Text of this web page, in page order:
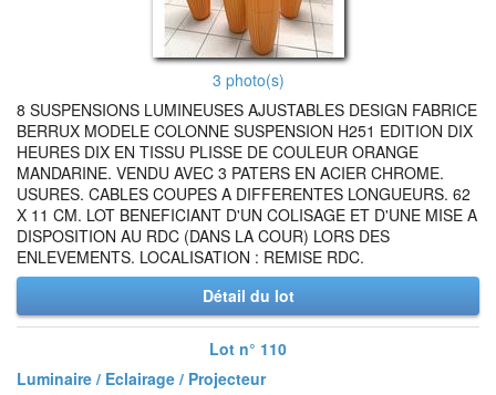
3 photo(s)
8 SUSPENSIONS LUMINEUSES AJUSTABLES DESIGN FABRICE
BERRUX MODELE COLONNE SUSPENSION H251 EDITION DIX
HEURES DIX EN TISSU PLISSE DE COULEUR ORANGE
MANDARINE. VENDU AVEC 3 PATERS EN ACIER CHROME.
USURES. CABLES COUPES A DIFFERENTES LONGUEURS. 62
X 11 CM. LOT BENEFICIANT D'UN COLISAGE ET D'UNE MISE A
DISPOSITION AU RDC (DANS LA COUR) LORS DES
ENLEVEMENTS. LOCALISATION : REMISE RDC.
Détail du lot
Lot n° 110
Luminaire / Eclairage / Projecteur